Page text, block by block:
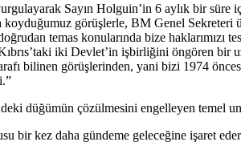
Sayın Holguin’in 6 aylık bir süre
görüşlerle, BM Genel Sekreteri
temas konularında bize haklarımızı
iki Devlet’in işbirliğini öngören
bilinen görüşlerinden, yani bizi 1974
düğümün çözülmesini engelleyen temel
bir kez daha gündeme geleceğine işaret